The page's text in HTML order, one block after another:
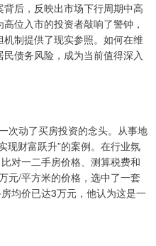
后，反映出市场下行周期中高
位入市的投资者敲响了警钟，
制提供了现实参照。如何在维
债务风险，成为当前值得深入
次动了买房投资的念头。从事地
现财富跃升”的案例。在行业氛
对一二手房价格、测算税费和
/平方米的价格，选中了一套
均价已达3万元，他认为这是一